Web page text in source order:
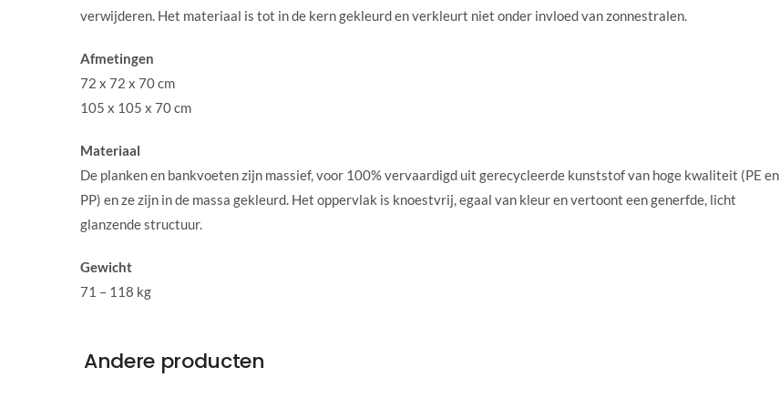
verwijderen. Het materiaal is tot in de kern gekleurd en verkleurt niet onder invloed van zonnestralen.
Afmetingen
72 x 72 x 70 cm
105 x 105 x 70 cm
Materiaal
De planken en bankvoeten zijn massief, voor 100% vervaardigd uit gerecycleerde kunststof van hoge kwaliteit (PE en
PP) en ze zijn in de massa gekleurd. Het oppervlak is knoestvrij, egaal van kleur en vertoont een generfde, licht
glanzende structuur.
Gewicht
71 – 118 kg
Andere producten